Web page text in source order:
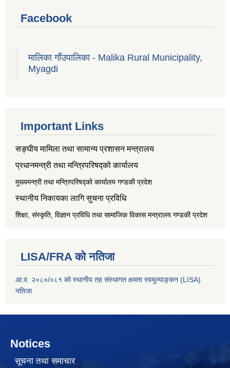
Facebook
मालिका गाँउपालिका - Malika Rural Municipality,
Myagdi
Important Links
सङ्‍घीय मामिला तथा सामान्य प्रशासन मन्त्रालय
प्रधानमन्त्री तथा मन्त्रिपरिषद्को कार्यालय
मुख्यमन्त्री तथा मन्त्रिपरिषद्को कार्यालय गण्डकी प्रदेश
स्थानीय निकायका लागि सुचना प्रविधि
शिक्षा, संस्कृति, विज्ञान प्रविधि तथा सामाजिक विकास मन्त्रालय गण्डकी प्रदेश
LISA/FRA को नतिजा
आ.व. २०८०/०८१ को स्थानीय तह संस्थागत क्षमता स्वमूल्याङ्कन (LISA)
नतिजा
Notices
सूचना तथा समाचार